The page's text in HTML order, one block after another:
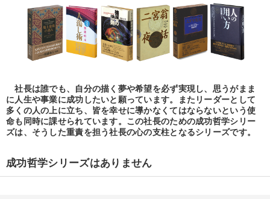
社長は誰でも、自分の描く夢や希望を必ず実現し、思うがまま
に人生や事業に成功したいと願っています。またリーダーとして
多くの人の上に立ち、皆を幸せに導かなくてはならないという使
命も同時に課せられています。この社長のための成功哲学シリー
ズは、そうした重責を担う社長の心の支柱となるシリーズです。
成功哲学シリーズはありません